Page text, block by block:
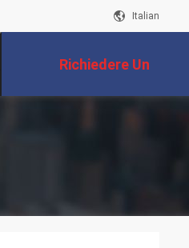
Italian
Richiedere Un
Preventivo